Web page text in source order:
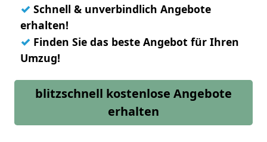
✓ Schnell & unverbindlich Angebote
erhalten!
✓ Finden Sie das beste Angebot für Ihren
Umzug!
blitzschnell kostenlose Angebote
erhalten